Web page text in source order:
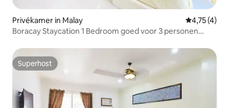
Privékamer in Malay
4,75 (4)
Boracay Staycation 1 Bedroom goed voor 3 personen
Superhost
Superhost